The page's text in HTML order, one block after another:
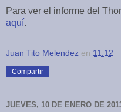
Para ver el informe del
aquí.
Juan Tito Melendez en 11:12
Compartir
JUEVES, 10 DE ENERO DE